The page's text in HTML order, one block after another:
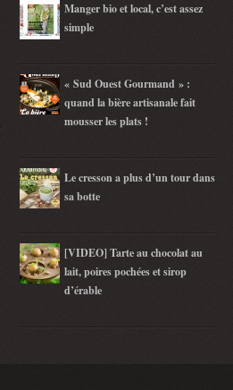
Manger bio et local, c’est assez
simple
« Sud Ouest Gourmand » :
quand la bière artisanale fait
mousser les plats !
Le cresson a plus d’un tour dans
sa botte
[VIDEO] Tarte au chocolat au
lait, poires pochées et sirop
d’érable